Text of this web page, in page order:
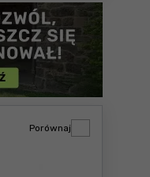
Porównaj